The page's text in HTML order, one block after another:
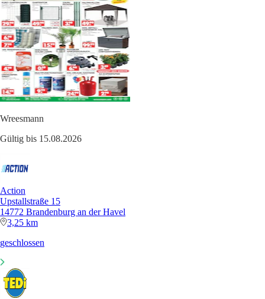
Wreesmann
Gültig bis 15.08.2026
Action
Upstallstraße 15
14772 Brandenburg an der Havel
3,25 km
geschlossen